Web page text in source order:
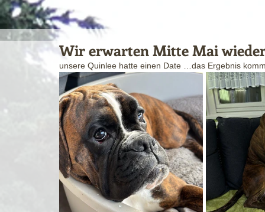
Wir erwarten Mitte Mai
unsere Quinlee hatte einen Date …das Ergebnis